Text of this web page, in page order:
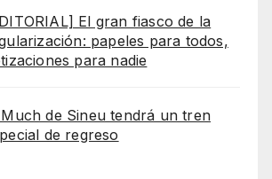
El gran fiasco de la
papeles para todos,
para nadie
Much de Sineu tendrá un tren
de regreso